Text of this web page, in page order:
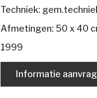
Techniek:
Afmetingen: 50 x 40
1999
Informatie